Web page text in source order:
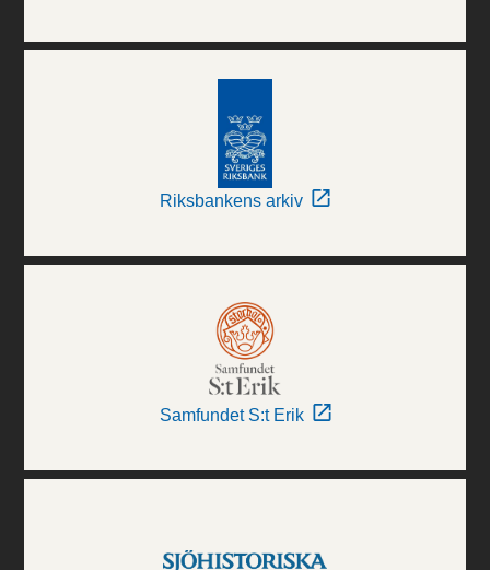
Riksbankens arkiv
Samfundet S:t Erik